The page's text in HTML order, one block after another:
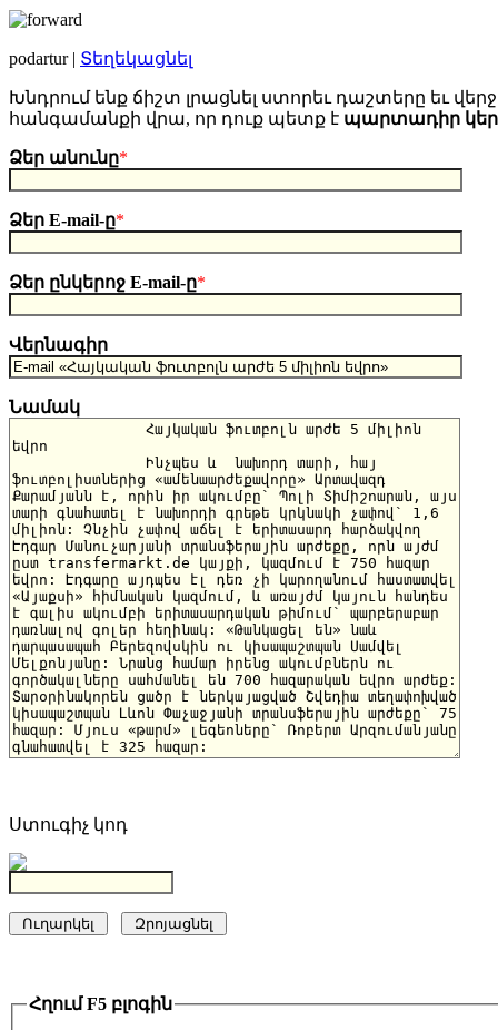
podartur | Տեղեկացնել
Խնդրում ենք ճիշտ լրացնել ստորեւ դաշտերը եւ
հանգամանքի վրա, որ դուք պետք է պարտադիր
Ձեր անունը*
Ձեր E-mail-ը*
Ձեր ընկերոջ E-mail-ը*
Վերնագիր
Նամակ
Ստուգիչ կոդ
Հղում F5 բլոգին